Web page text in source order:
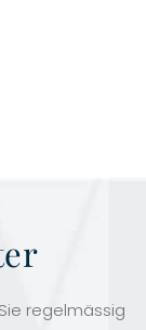
regelmässig